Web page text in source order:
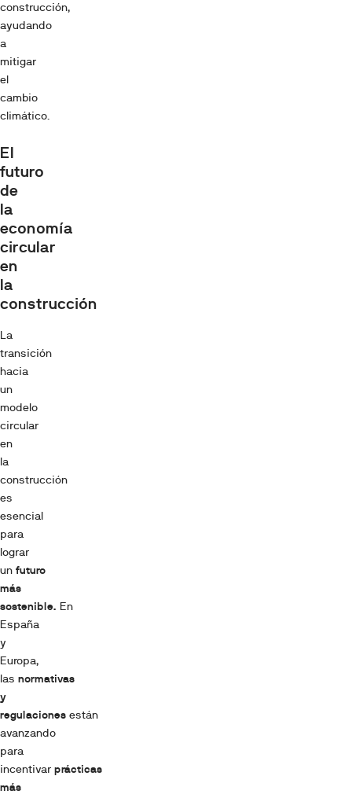
construcción,
ayudando
a
mitigar
el
cambio
climático.
El
futuro
de
la
economía
circular
en
la
construcción
La
transición
hacia
un
modelo
circular
en
la
construcción
es
esencial
para
lograr
un futuro
más
sostenible. En
España
y
Europa,
las normativas
y
regulaciones están
avanzando
para
incentivar prácticas
más